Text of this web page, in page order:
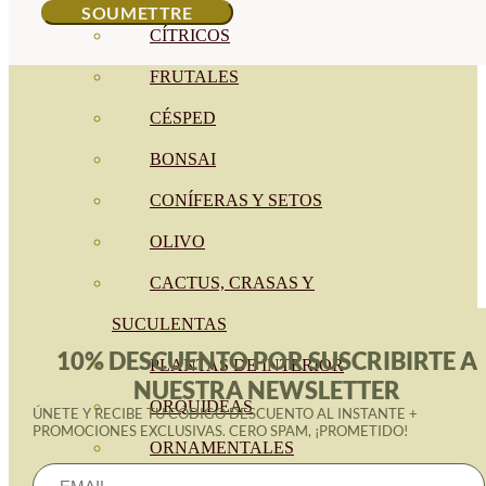
CÍTRICOS
FRUTALES
CÉSPED
BONSAI
CONÍFERAS Y SETOS
OLIVO
CACTUS, CRASAS Y
SUCULENTAS
PLANTAS DE INTERIOR
ORQUIDEAS
ORNAMENTALES
10% DESCUENTO POR SUSCRIBIRTE A
NUESTRA NEWSLETTER
ÚNETE Y RECIBE TU CÓDIGO DESCUENTO AL INSTANTE +
PROMOCIONES EXCLUSIVAS. CERO SPAM, ¡PROMETIDO!